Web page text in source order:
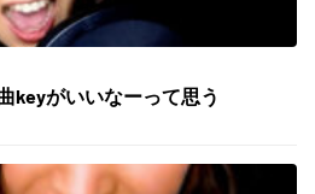
keyがいいなーって思う